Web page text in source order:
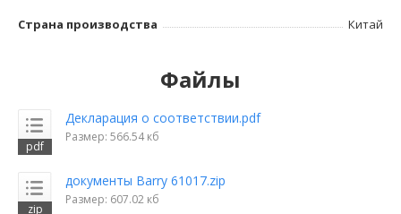
Страна производства Китай
Файлы
Декларация о соответствии.pdf
Размер: 566.54 кб
документы Barry 61017.zip
Размер: 607.02 кб